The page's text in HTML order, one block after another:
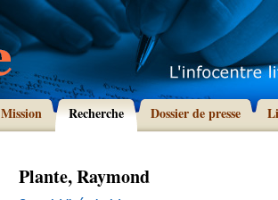
Mission Recherche Dossier de presse
Plante, Raymond